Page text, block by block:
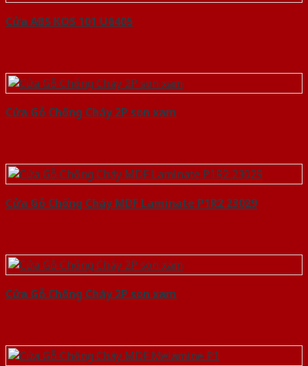
Cửa ABS KOS 101 U6405
Cửa Gỗ Chống Cháy 2P son xam
Cửa Gỗ Chống Cháy MDF Laminate P1R2 23029
Cửa Gỗ Chống Cháy 2P son xam